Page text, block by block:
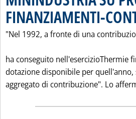
FINANZIAMENTI-
"Nel 1992, a fronte di una
ha conseguito nell'esercizioThermie
dotazione disponibile per
aggregato di contribuzione". Lo